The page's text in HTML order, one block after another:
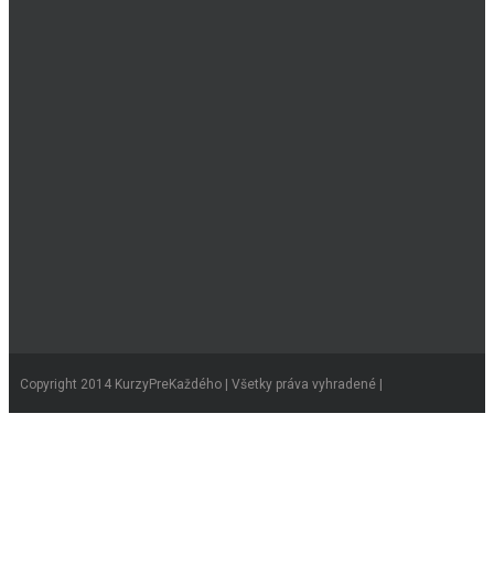
Copyright 2014 KurzyPreKaždého | Všetky práva vyhradené |